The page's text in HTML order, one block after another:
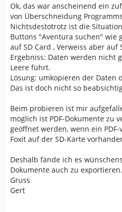
Ok, das war anscheinend ein
von Überschneidung
Nichtsdestotrotz ist die
Buttons "Aventura suchen" wie
auf SD Card , Verweiss aber auf
Ergebniss: Daten werden nicht
Leere führt.
Lösung: umkopieren der Daten
Das ist doch nicht so
Beim probieren ist mir
möglich ist PDF-Dokumente zu
geöffnet werden, wenn ein
Foxit auf der SD-Karte
Deshalb fände ich es
Dokumente auch zu exportieren.
Gruss
Gert